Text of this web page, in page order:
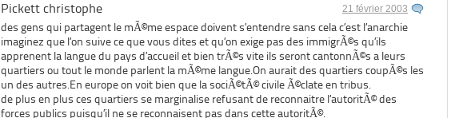
Pickett christophe 21 février 2003
des gens qui partagent le mÃ©me espace doivent s’entendre sans cela c’est l’anarchie
imaginez que l’on suive ce que vous dites et qu’on exige pas des immigrÃ©s qu’ils
apprenent la langue du pays d’accueil et bien trÃ©s vite ils seront cantonnÃ©s a leurs
quartiers ou tout le monde parlent la mÃ©me langue.On aurait des quartiers coupÃ©s les
un des autres.En europe on voit bien que la sociÃ©tÃ© civile Ã©clate en tribus.
de plus en plus ces quartiers se marginalise refusant de reconnaitre l’autoritÃ© des
forces publics puisqu’il ne se reconnaisent pas dans cette autoritÃ©.